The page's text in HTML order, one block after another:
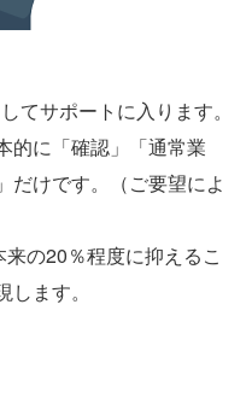
てサポートに入ります。
的に「確認」「通常業
だけです。（ご要望によ
の20％程度に抑えるこ
ます。